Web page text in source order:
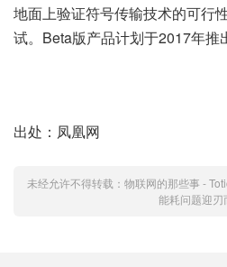
地面上验证符号传输技术的可行
试。Beta版产品计划于2017年推
出处：凤凰网
未经允许不得转载： 物联网的那些事 -
能耗问题迎刃